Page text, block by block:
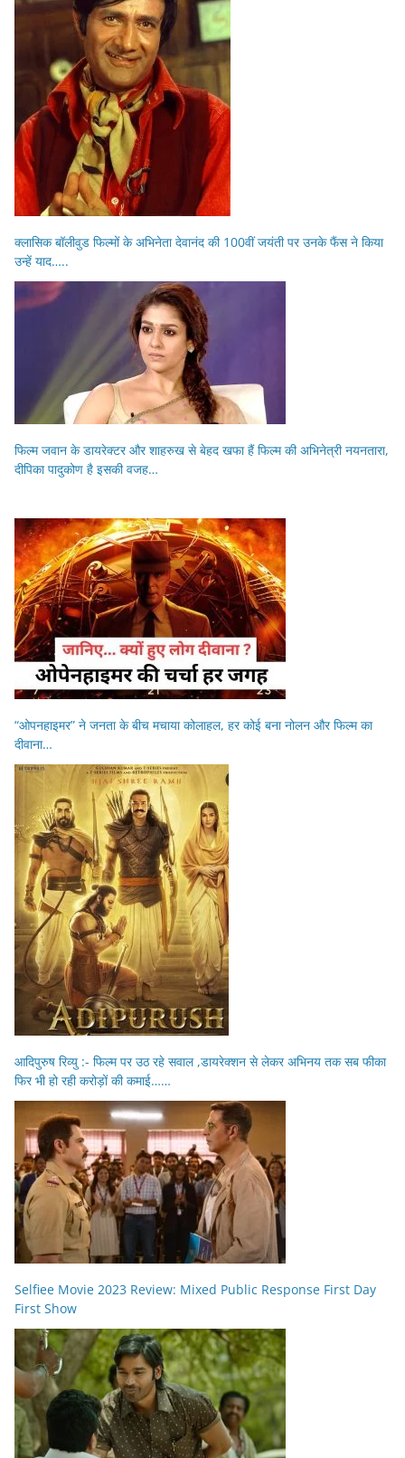
क्लासिक बॉलीवुड फिल्मों के अभिनेता देवानंद की 100वीं जयंती पर उनके फैंस ने किया
उन्हें याद…..
फिल्म जवान के डायरेक्टर और शाहरुख से बेहद खफा हैं फिल्म की अभिनेत्री नयनतारा,
दीपिका पादुकोण है इसकी वजह…
“ओपनहाइमर” ने जनता के बीच मचाया कोलाहल, हर कोई बना नोलन और फिल्म का
दीवाना…
आदिपुरुष रिव्यु :- फिल्म पर उठ रहे सवाल ,डायरेक्शन से लेकर अभिनय तक सब फीका
फिर भी हो रही करोड़ों की कमाई……
Selfiee Movie 2023 Review: Mixed Public Response First Day
First Show